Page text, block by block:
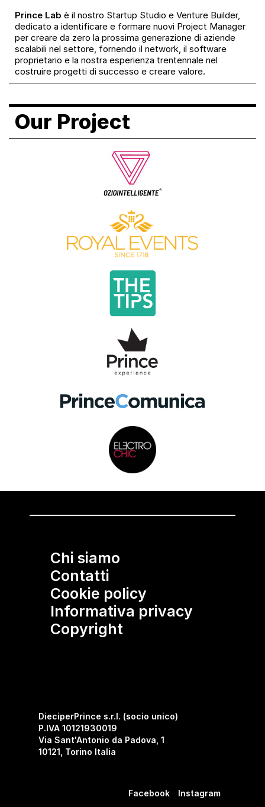
Prince Lab è il nostro Startup Studio e Venture Builder,
dedicato a identificare e formare nuovi Project Manager
per creare da zero la prossima generazione di aziende
scalabili nel settore, fornendo il network, il software
proprietario e la nostra esperienza trentennale nel
costruire progetti di successo e creare valore.
Our Project
Chi siamo
Contatti
Cookie policy
Informativa privacy
Copyright
DieciperPrince s.r.l. (socio unico)
P.IVA 10121930019
Via Sant'Antonio da Padova, 1
10121, Torino Italia
Facebook Instagram